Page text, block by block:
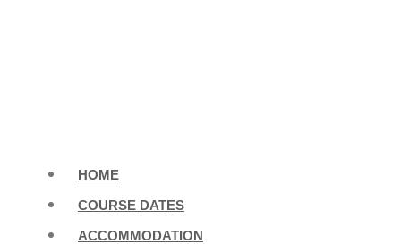
HOME
COURSE DATES
ACCOMMODATION